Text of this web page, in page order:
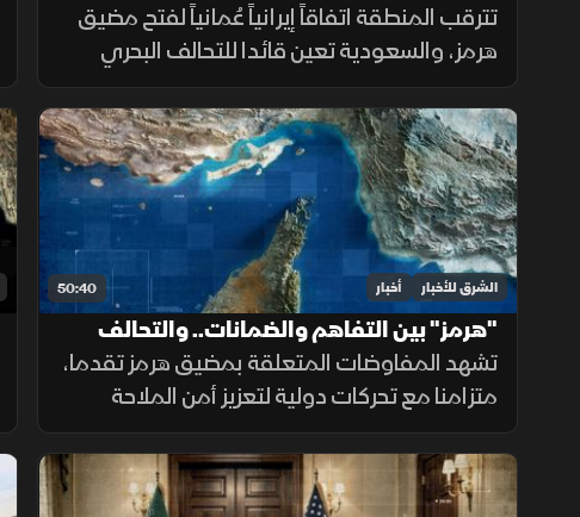
بمفاوضات لبنان وإسرائيل
تترقب المنطقة اتفاقاً إيرانياً عُمانياً لفتح مضيق
هرمز، والسعودية تعين قائدا للتحالف البحري
الدفاعي. كما تقدمت المفاوضات اللبنانية
الإسرائيلية بروما، بينما كثفت روسيا هجماتها ضد
أوكرانيا.
50:40 الشرق للأخبار أخبار
"هرمز" بين التفاهم والضمانات.. والتحالف
البحري يعزز أمن الملاحة
تشهد المفاوضات المتعلقة بمضيق هرمز تقدما،
متزامنا مع تحركات دولية لتعزيز أمن الملاحة
وحماية التجارة العالمية، فيما يتواصل الدعم
للتحالف البحري الدفاعي وسط متابعة لتطورات
التهدئة الإقليمية.